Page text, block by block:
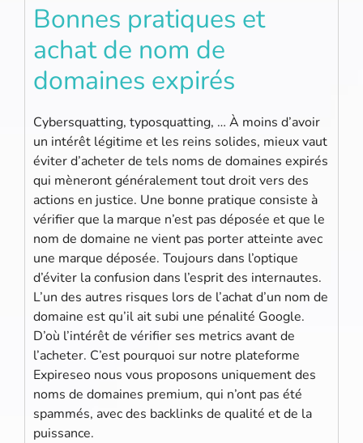
Bonnes pratiques et
achat de nom de
domaines expirés
Cybersquatting, typosquatting, … À moins d’avoir
un intérêt légitime et les reins solides, mieux vaut
éviter d’acheter de tels noms de domaines expirés
qui mèneront généralement tout droit vers des
actions en justice. Une bonne pratique consiste à
vérifier que la marque n’est pas déposée et que le
nom de domaine ne vient pas porter atteinte avec
une marque déposée. Toujours dans l’optique
d’éviter la confusion dans l’esprit des internautes.
L’un des autres risques lors de l’achat d’un nom de
domaine est qu’il ait subi une pénalité Google.
D’où l’intérêt de vérifier ses metrics avant de
l’acheter. C’est pourquoi sur notre plateforme
Expireseo nous vous proposons uniquement des
noms de domaines premium, qui n’ont pas été
spammés, avec des backlinks de qualité et de la
puissance.